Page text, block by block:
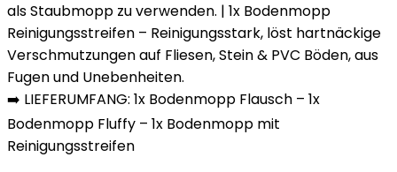
als Staubmopp zu verwenden. | 1x Bodenmopp
Reinigungsstreifen – Reinigungsstark, löst hartnäckige
Verschmutzungen auf Fliesen, Stein & PVC Böden, aus
Fugen und Unebenheiten.
➡️ LIEFERUMFANG: 1x Bodenmopp Flausch – 1x
Bodenmopp Fluffy – 1x Bodenmopp mit
Reinigungsstreifen